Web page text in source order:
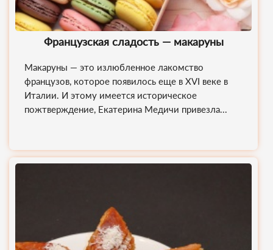
Французская сладость — макаруны
Макаруны — это излюбленное лакомство
французов, которое появилось еще в XVI веке в
Италии. И этому имеется историческое
пожтверждение, Екатерина Медичи привезла...